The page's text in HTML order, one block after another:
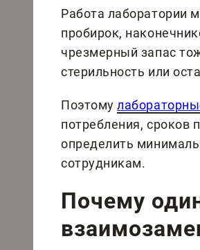
Работа лаборатории
пробирок,
чрезмерный запас
стерильность или
Поэтому
потребления, сроков
определить
сотрудникам.
Почему